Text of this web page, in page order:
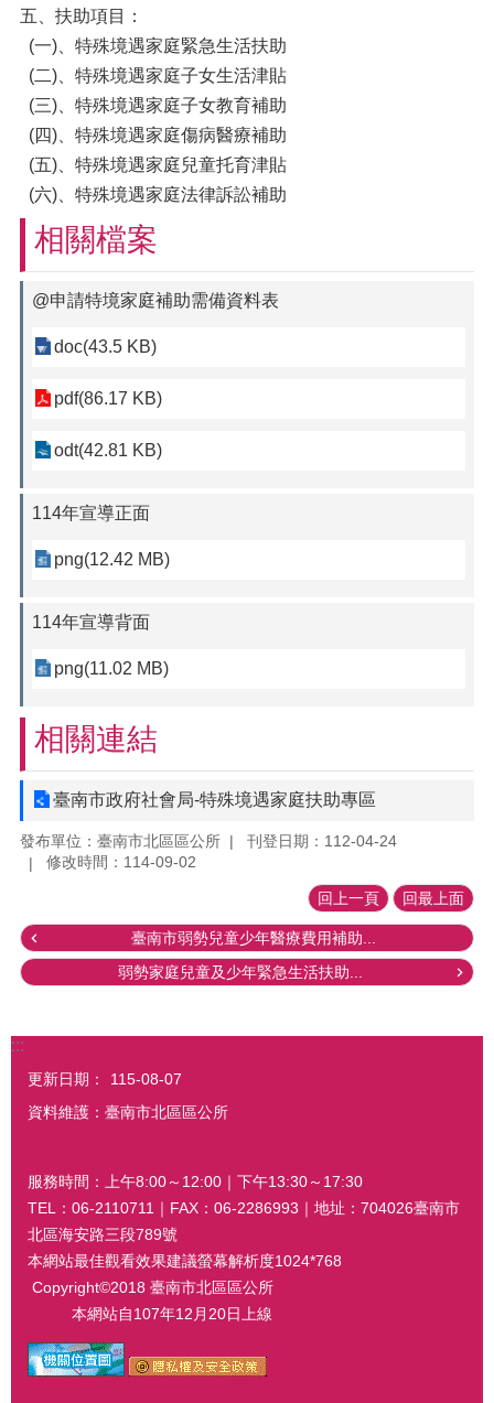
五、扶助項目：
(一)、特殊境遇家庭緊急生活扶助
(二)、特殊境遇家庭子女生活津貼
(三)、特殊境遇家庭子女教育補助
(四)、特殊境遇家庭傷病醫療補助
(五)、特殊境遇家庭兒童托育津貼
(六)、特殊境遇家庭法律訴訟補助
相關檔案
@申請特境家庭補助需備資料表
doc(43.5 KB)
pdf(86.17 KB)
odt(42.81 KB)
114年宣導正面
png(12.42 MB)
114年宣導背面
png(11.02 MB)
相關連結
臺南市政府社會局-特殊境遇家庭扶助專區
發布單位：臺南市北區區公所
刊登日期：112-04-24
修改時間：114-09-02
回上一頁 回最上面
臺南市弱勢兒童少年醫療費用補助...
弱勢家庭兒童及少年緊急生活扶助...
:::
更新日期：
115-08-07
資料維護：臺南市北區區公所
服務時間：上午8:00～12:00｜下午13:30～17:30
TEL：06-2110711｜FAX：06-2286993｜地址：704026臺南市
北區海安路三段789號
本網站最佳觀看效果建議螢幕解析度1024*768
Copyright©2018 臺南市北區區公所
本網站自107年12月20日上線